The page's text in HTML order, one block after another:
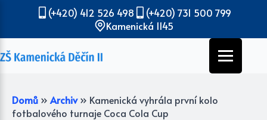
(+420) 412 526 498
(+420) 731 500 799
Kamenická 1145
Domů » Archiv » Kamenická vyhrála první kolo
fotbalového turnaje Coca Cola Cup